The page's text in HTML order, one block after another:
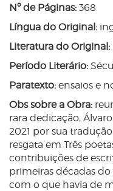
Nº de Páginas: 368
Língua do Original:
Literatura do Original:
Período Literário:
Paratexto: ensaios e
Obs sobre a Obra:
rara dedicação,
2021 por sua
resgata em Três
contribuições de
primeiras décadas
com o que havia de